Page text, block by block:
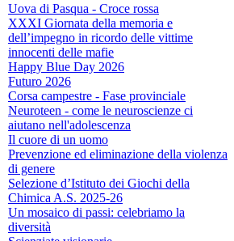
Uova di Pasqua - Croce rossa
XXXI Giornata della memoria e
dell’impegno in ricordo delle vittime
innocenti delle mafie
Happy Blue Day 2026
Futuro 2026
Corsa campestre - Fase provinciale
Neuroteen - come le neuroscienze ci
aiutano nell'adolescenza
Il cuore di un uomo
Prevenzione ed eliminazione della violenza
di genere
Selezione d’Istituto dei Giochi della
Chimica A.S. 2025-26
Un mosaico di passi: celebriamo la
diversità